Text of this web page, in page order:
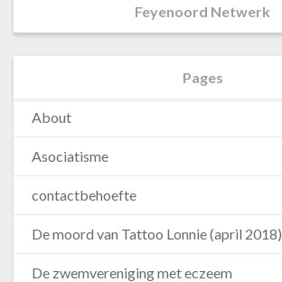
Feyenoord Netwerk
Pages
About
Asociatisme
contactbehoefte
De moord van Tattoo Lonnie (april 2018)
De zwemvereniging met eczeem